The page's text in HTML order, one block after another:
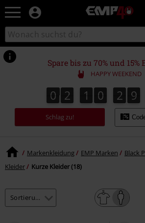
EMP
Merchandise
-
Shop
Rock
&
Katalog
durchsuchen
Spare bis zu 70% und 15%
HAPPY WEEKEND
0
0 2
2 1
1 0
0 2
2 9
9
Schlag zu!
Markenkleidung EMP Marken
Black
Kleider
Kurze Kleider (18)